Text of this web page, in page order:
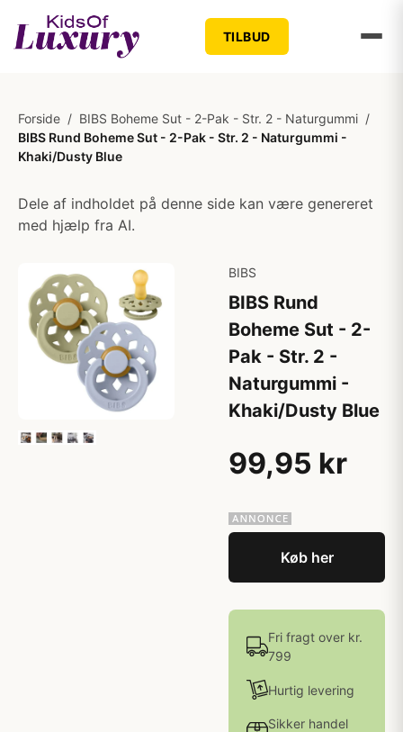
TILBUD
Forside / BIBS Boheme Sut - 2-Pak - Str. 2 - Naturgummi /
BIBS Rund Boheme Sut - 2-Pak - Str. 2 - Naturgummi -
Khaki/Dusty Blue
Dele af indholdet på denne side kan være genereret
med hjælp fra AI.
BIBS
BIBS Rund
Boheme Sut - 2-
Pak - Str. 2 -
Naturgummi -
Khaki/Dusty Blue
99,95 kr
Køb her
Fri fragt over kr.
799
Hurtig levering
Sikker handel